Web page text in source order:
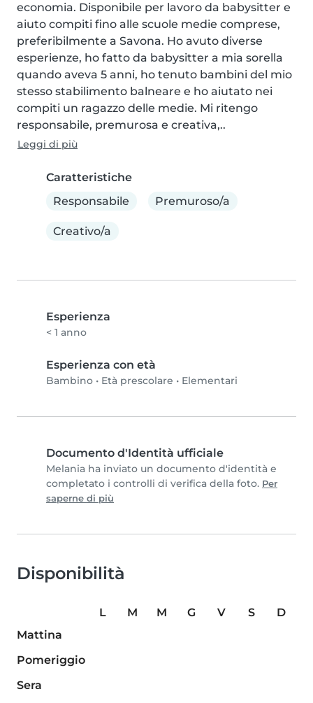
economia. Disponibile per lavoro da babysitter e
aiuto compiti fino alle scuole medie comprese,
preferibilmente a Savona. Ho avuto diverse
esperienze, ho fatto da babysitter a mia sorella
quando aveva 5 anni, ho tenuto bambini del mio
stesso stabilimento balneare e ho aiutato nei
compiti un ragazzo delle medie. Mi ritengo
responsabile, premurosa e creativa,..
Leggi di più
Caratteristiche
Responsabile
Premuroso/a
Creativo/a
Esperienza
< 1 anno
Esperienza con età
Bambino • Età prescolare • Elementari
Documento d'Identità ufficiale
Melania ha inviato un documento d'identità e
completato i controlli di verifica della foto. Per
saperne di più
Disponibilità
L M M G V S
D
Mattina
Pomeriggio
Sera